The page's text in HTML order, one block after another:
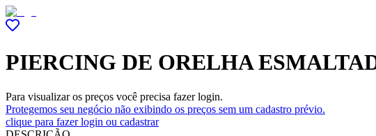
PIERCING DE ORELHA
Para visualizar os preços você precisa fazer login.
Protegemos seu negócio não exibindo os preços sem um cadastro prévio.
clique para fazer login ou cadastrar